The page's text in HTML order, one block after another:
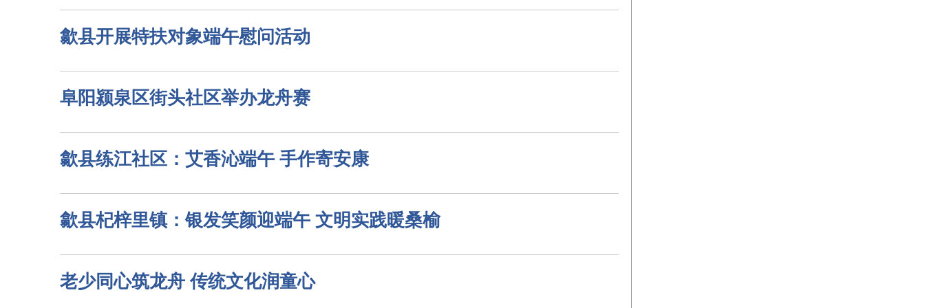
歙县开展特扶对象端午慰问活动
阜阳颍泉区街头社区举办龙舟赛
歙县练江社区：艾香沁端午 手作寄安康
歙县杞梓里镇：银发笑颜迎端午 文明实践暖桑榆
老少同心筑龙舟 传统文化润童心